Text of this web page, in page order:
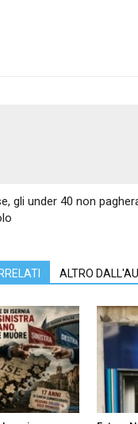
gli under 40 non
ALTRO